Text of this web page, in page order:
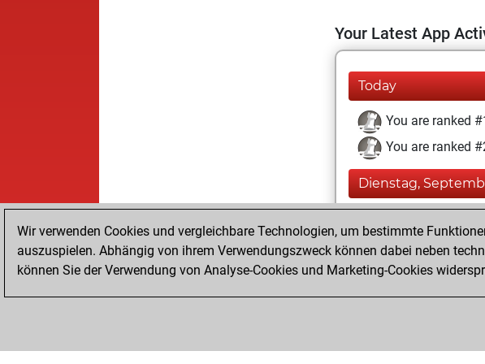
Your Latest App
Today
You are ranked
You are ranked
Dienstag,
You achieved a
You created
Wir verwenden Cookies und vergleichbare Technologien, um bestimmte
auszuspielen. Abhängig von ihrem Verwendungszweck können dabei neben
können Sie der Verwendung von Analyse-Cookies und Marketing-Cookies